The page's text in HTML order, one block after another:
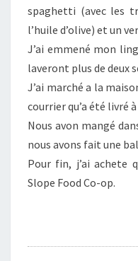
spaghetti (avec les
l’huile d’olive) et un
J’ai emmené mon
laveront plus de deux
J’ai marché a la
courrier qu’a été livré
Nous avon mangé
nous avons fait une
Pour fin, j’ai achete
Slope Food Co-op.